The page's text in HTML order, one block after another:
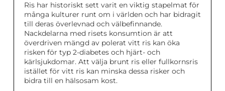
Ris har historiskt sett varit en viktig stapelmat för
många kulturer runt om i världen och har bidragit
till deras överlevnad och välbefinnande.
Nackdelarna med risets konsumtion är att
överdriven mängd av polerat vitt ris kan öka
risken för typ 2-diabetes och hjärt- och
kärlsjukdomar. Att välja brunt ris eller fullkornsris
istället för vitt ris kan minska dessa risker och
bidra till en hälsosam kost.